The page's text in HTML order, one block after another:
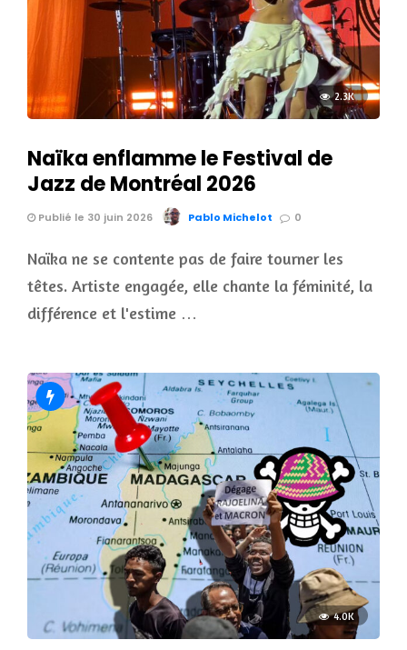
2.3K
Naïka enflamme le Festival de
Jazz de Montréal 2026
Publié le 30 juin 2026 Pablo Michelot 0
Naïka ne se contente pas de faire tourner les
têtes. Artiste engagée, elle chante la féminité, la
différence et l'estime …
4.0K